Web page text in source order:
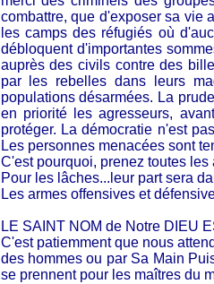
combattre, que d'exposer sa vie
les camps des réfugiés où
débloquent d'importantes
auprès des civils contre des
par les rebelles dans leurs
populations désarmées. La
en priorité les agresseurs,
protéger. La démocratie n'est
Les personnes menacées sont
C'est pourquoi, prenez toutes les
Pour les lâches...leur part sera
Les armes offensives et
LE SAINT NOM de Notre DIEU
C'est patiemment que nous
des hommes ou par Sa Main
se prennent pour les maîtres du